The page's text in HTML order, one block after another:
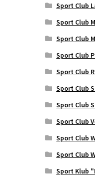
Sport Club
Sport Club
Sport Club
Sport Club
Sport Club
Sport Club
Sport Club
Sport Club
Sport Club
Sport Club
Sport Klub